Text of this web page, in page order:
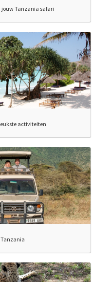
Tanzania safari
activiteiten